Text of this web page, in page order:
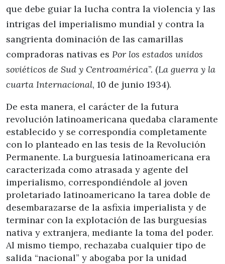
que debe guiar la lucha contra la violencia y las
intrigas del imperialismo mundial y contra la
sangrienta domina­ción de las camarillas
compradoras nativas es Por los estados unidos
soviéticos de Sud y Centroamérica”. (La guerra y la
cuarta Internacional, 10 de junio 1934).
De esta manera, el carácter de la futura
revolución latinoamericana quedaba claramente
establecido y se correspondía completamente
con lo planteado en las tesis de la Revolución
Permanente. La burguesía latinoamericana era
caracterizada como atrasada y agente del
imperialismo, correspondiéndole al joven
proletariado latinoamericano la tarea doble de
desembarazarse de la asfixia imperialista y de
terminar con la explotación de las burguesías
nativa y extranjera, mediante la toma del poder.
Al mismo tiempo, rechazaba cualquier tipo de
salida “nacional” y abogaba por la unidad